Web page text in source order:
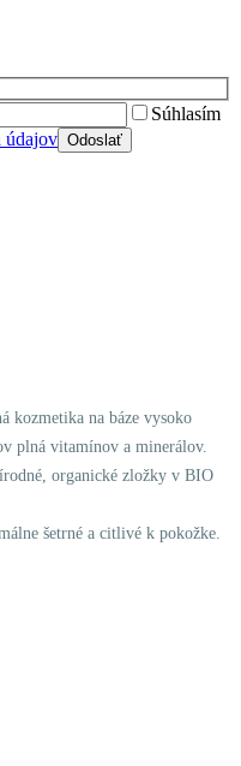
Súhlasím
údajov
kozmetika na báze vysoko
plná vitamínov a minerálov.
organické zložky v BIO
šetrné a citlivé k pokožke.